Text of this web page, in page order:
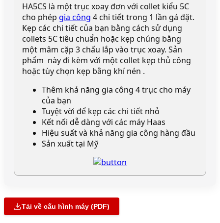
HA5CS là một trục xoay đơn với collet kiểu 5C
cho phép gia công 4 chi tiết trong 1 lần gá đặt.
Kẹp các chi tiết của bạn bằng cách sử dụng
collets 5C tiêu chuẩn hoặc kẹp chúng bằng
một mâm cặp 3 chấu lắp vào trục xoay. Sản
phẩm này đi kèm với một collet kẹp thủ công
hoặc tùy chọn kẹp bằng khí nén .
Thêm khả năng gia công 4 trục cho máy
của bạn
Tuyệt vời để kẹp các chi tiết nhỏ
Kết nối dễ dàng với các máy Haas
Hiệu suất và khả năng gia công hàng đầu
Sản xuất tại Mỹ
Tải về cấu hình máy (PDF)